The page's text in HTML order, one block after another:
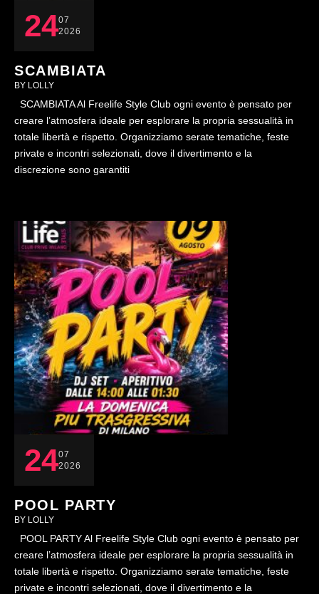
2407
2026
SCAMBIATA
BY LOLLY
SCAMBIATA Al Freelife Style Club ogni evento è pensato per
creare l’atmosfera ideale per esplorare la propria sessualità in
totale libertà e rispetto. Organizziamo serate tematiche, feste
private e incontri selezionati, dove il divertimento e la
discrezione sono garantiti
2407
2026
POOL PARTY
BY LOLLY
POOL PARTY Al Freelife Style Club ogni evento è pensato per
creare l’atmosfera ideale per esplorare la propria sessualità in
totale libertà e rispetto. Organizziamo serate tematiche, feste
private e incontri selezionati, dove il divertimento e la